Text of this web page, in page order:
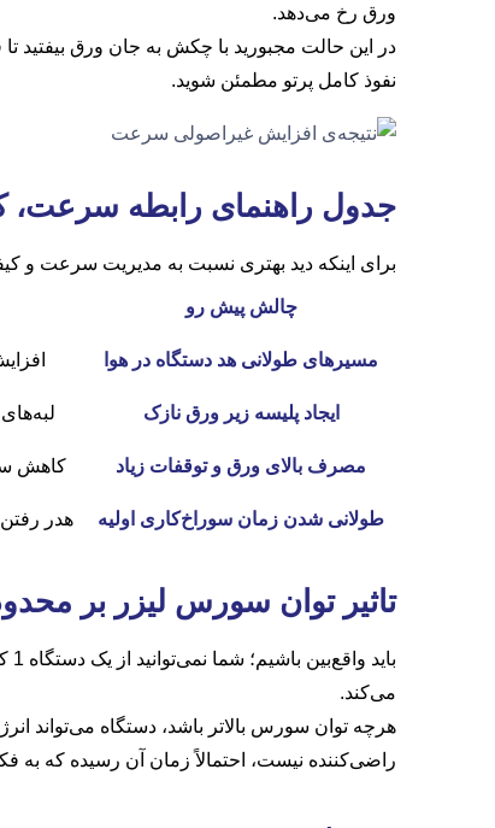
ورق رخ می‌دهد.
در این حالت مجبورید با چکش به جان ورق بیفتید
نفوذ کامل پرتو مطمئن شوید.
جدول راهنمای رابطه سرعت،
برای اینکه دید بهتری نسبت به مدیریت سرعت و
چالش پیش رو
مسیرهای طولانی هد دستگاه در هوا
ایجاد پلیسه زیر ورق نازک
مصرف بالای ورق و توقفات زیاد کاهش
طولانی شدن زمان سوراخ‌کاری اولیه هدر
تاثیر توان سورس لیزر بر
می‌کند.
هرچه توان سورس بالاتر باشد، دستگاه می‌تواند
راضی‌کننده نیست، احتمالاً زمان آن رسیده که به